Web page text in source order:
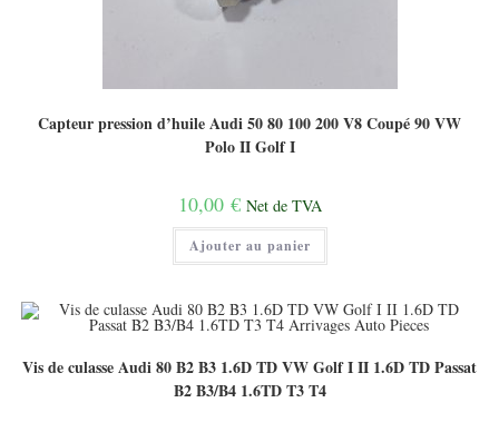
Capteur pression d’huile Audi 50 80 100 200 V8 Coupé 90 VW
Polo II Golf I
10,00 € Net de TVA
Ajouter au panier
Vis de culasse Audi 80 B2 B3 1.6D TD VW Golf I II 1.6D TD Passat
B2 B3/B4 1.6TD T3 T4